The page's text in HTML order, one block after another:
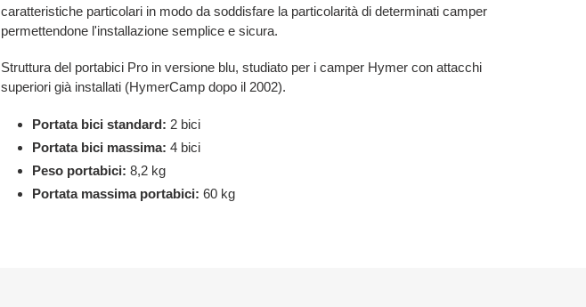
caratteristiche particolari in modo da soddisfare la particolarità di determinati camper
permettendone l'installazione semplice e sicura.
Struttura del portabici Pro in versione blu, studiato per i camper Hymer con attacchi
superiori già installati (HymerCamp dopo il 2002).
Portata bici standard: 2 bici
Portata bici massima: 4 bici
Peso portabici: 8,2 kg
Portata massima portabici: 60 kg